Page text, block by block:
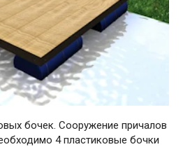
бочек. Сооружение причалов
4 пластиковые бочки